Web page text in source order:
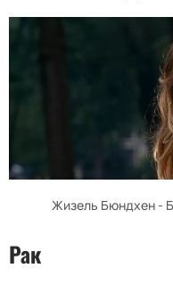
Жизель Бюндхен -
Рак